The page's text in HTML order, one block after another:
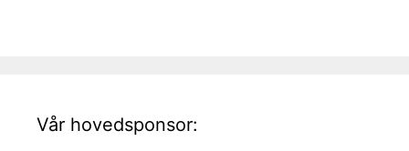
Vår hovedsponsor: